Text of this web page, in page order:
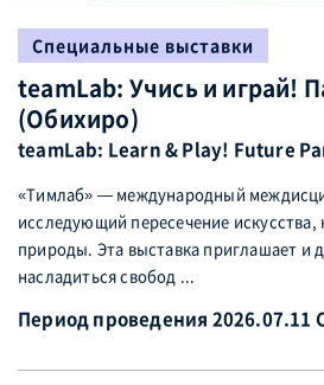
Специальные выставки
teamLab: Учись и играй!
(Обихиро)
teamLab: Learn & Play! Future
«Тимлаб» — международный
исследующий пересечение искусства,
природы. Эта выставка приглашает и
насладиться свобод ...
Период проведения 2026.07.11